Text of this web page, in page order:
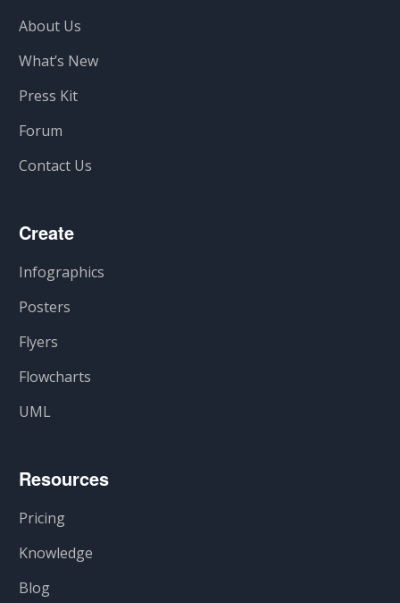
About Us
What’s New
Press Kit
Forum
Contact Us
Create
Infographics
Posters
Flyers
Flowcharts
UML
Resources
Pricing
Knowledge
Blog